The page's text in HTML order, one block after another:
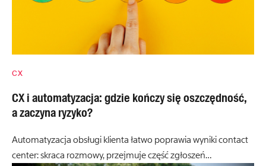
CX
CX i automatyzacja: gdzie kończy się oszczędność,
a zaczyna ryzyko?
Automatyzacja obsługi klienta łatwo poprawia wyniki contact
center: skraca rozmowy, przejmuje część zgłoszeń…